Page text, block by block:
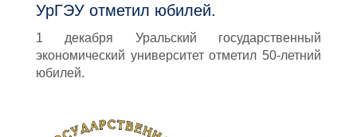
УрГЭУ отметил юбилей.
1 декабря Уральский государственный
экономический университет отметил 50-летний
юбилей.